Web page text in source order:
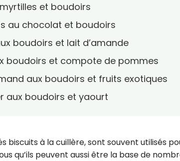
et boudoirs
au chocolat et boudoirs
boudoirs et lait d’amande
boudoirs et compote de pommes
aux boudoirs et fruits exotiques
aux boudoirs et yaourt
biscuits à la cuillère, sont souvent utilisés
qu’ils peuvent aussi être la base de